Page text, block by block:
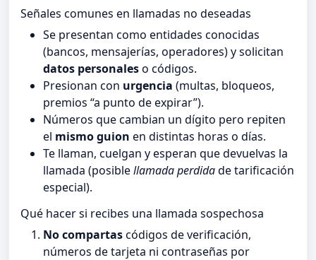
Señales comunes en llamadas no deseadas
Se presentan como entidades conocidas
(bancos, mensajerías, operadores) y solicitan
datos personaleso códigos.
Presionan con urgencia (multas, bloqueos,
premios “a punto de expirar”).
Números que cambian un dígito pero repiten
el mismo guion en distintas horas o días.
Te llaman, cuelgan y esperan que devuelvas la
llamada (posiblellamada perdidade tarificación
especial).
Qué hacer si recibes una llamada sospechosa
No compartascódigos de verificación,
números de tarjeta ni contraseñas por